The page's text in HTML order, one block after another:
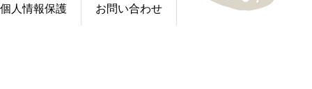
個人情報保護 お問い合わせ